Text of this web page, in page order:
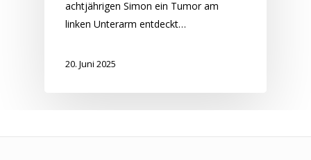
achtjährigen Simon ein Tumor am
linken Unterarm entdeckt…
20. Juni 2025